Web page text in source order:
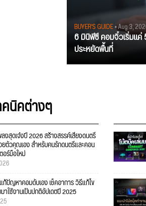
BUYER'S GUIDE• Aug 3,
6 มินิพีซี คอมจิ๋วเริ่มแค่
ประหยัดพื้นที่
นิคต่างๆ
งสุดเจ๋งปี 2026 สร้างสรรค์เสียงดนตรี
ยตัวคุณเอง สำหรับคนรักดนตรีและคอน
อร์มือใหม่
ปัญหาคอมดับเอง เช็คอาการ วิธีแก้ไข
าใช้งานเป็นปกติอัปเดตปี 2025